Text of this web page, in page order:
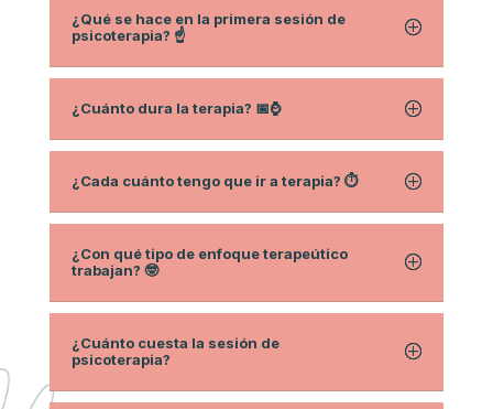
¿Qué se hace en la primera sesión de
psicoterapia? ☝️
¿Cuánto dura la terapia? 📅⌚
¿Cada cuánto tengo que ir a terapia? ⏱
¿Con qué tipo de enfoque terapeútico
trabajan? 🤓
¿Cuánto cuesta la sesión de
psicoterapia?